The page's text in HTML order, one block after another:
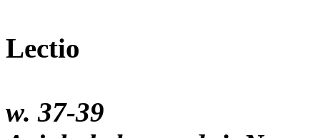
Lectio
w. 37-39